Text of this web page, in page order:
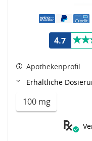
4.7
Apothekenprofil
Erhältliche
100 mg